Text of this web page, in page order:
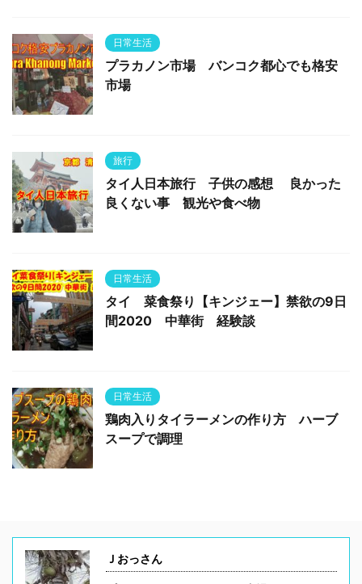
日常生活
プラカノン市場 バンコク都心でも格安
市場
旅行
タイ人日本旅行 子供の感想 良かった
良くない事 観光や食べ物
日常生活
タイ 菜食祭り【キンジェー】禁欲の9日
間2020 中華街 経験談
日常生活
鶏肉入りタイラーメンの作り方 ハーブ
スープで調理
Ｊおっさん